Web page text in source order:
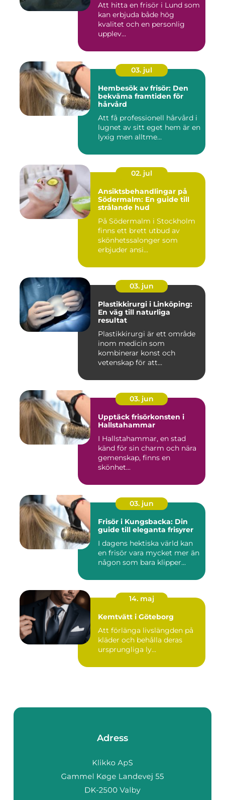
Att hitta en frisör i Lund som
kan erbjuda både hög
kvalitet och en personlig
upplev...
03. jul
Hembesök av frisör: Den
bekväma framtiden för
hårvård
Att få professionell hårvård i
lugnet av sitt eget hem är en
lyxig men alltme...
02. jul
Ansiktsbehandlingar på
Södermalm: En guide till
strålande hud
På Södermalm i Stockholm
finns ett brett utbud av
skönhetssalonger som
erbjuder ansi...
03. jun
Plastikkirurgi i Linköping:
En väg till naturliga
resultat
Plastikkirurgi är ett område
inom medicin som
kombinerar konst och
vetenskap för att...
03. jun
Upptäck frisörkonsten i
Hallstahammar
I Hallstahammar, en stad
känd för sin charm och nära
gemenskap, finns en
skönhet...
03. jun
Frisör i Kungsbacka: Din
guide till eleganta frisyrer
I dagens hektiska värld kan
en frisör vara mycket mer än
någon som bara klipper...
14. maj
Kemtvätt i Göteborg
Att förlänga livslängden på
kläder och behålla deras
ursprungliga ly...
Adress